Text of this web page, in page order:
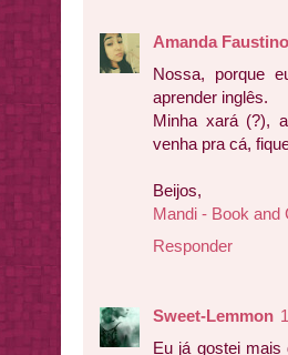
Amanda Faustino
Nossa, porque
aprender inglês.
Minha xará (?),
venha pra cá,
Beijos,
Mandi - Book and
Responder
Sweet-Lemmon
Eu já gostei